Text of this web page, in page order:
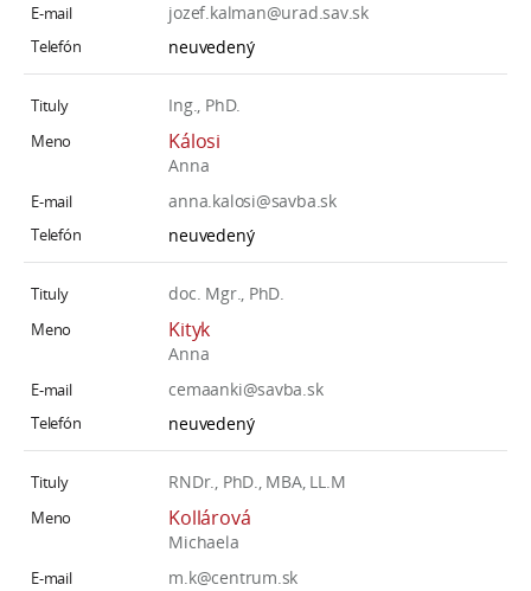
jozef.kalman@urad.sav.sk
neuvedený
Ing., PhD.
Kálosi
Anna
anna.kalosi@savba.sk
neuvedený
doc. Mgr., PhD.
Kityk
Anna
cemaanki@savba.sk
neuvedený
RNDr., PhD., MBA, LL.M
Kollárová
Michaela
m.k@centrum.sk